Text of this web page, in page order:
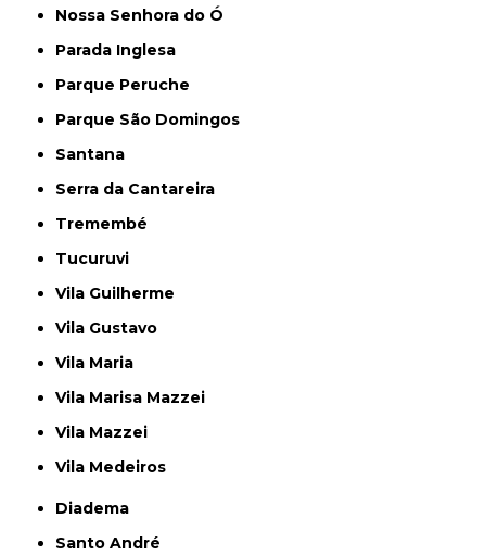
Nossa Senhora do Ó
Parada Inglesa
Parque Peruche
Parque São Domingos
Santana
Serra da Cantareira
Tremembé
Tucuruvi
Vila Guilherme
Vila Gustavo
Vila Maria
Vila Marisa Mazzei
Vila Mazzei
Vila Medeiros
Diadema
Santo André